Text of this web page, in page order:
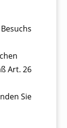
Art. 26
Sie